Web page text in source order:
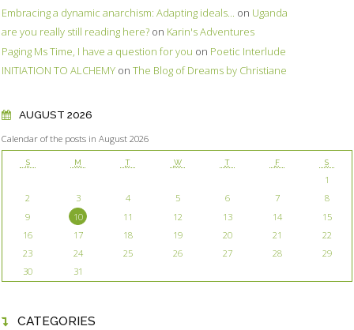
Embracing a dynamic anarchism: Adapting ideals... on Uganda
are you really still reading here? on Karin's Adventures
Paging Ms Time, I have a question for you on Poetic Interlude
INITIATION TO ALCHEMY on The Blog of Dreams by Christiane
AUGUST 2026
Calendar of the posts in August 2026
S M T W T F S
1
2
3 4 5 6 7
8
9
10 11 12 13 14
15
16
17 18 19 20 21
22
23
24 25 26 27 28
29
30
31
CATEGORIES